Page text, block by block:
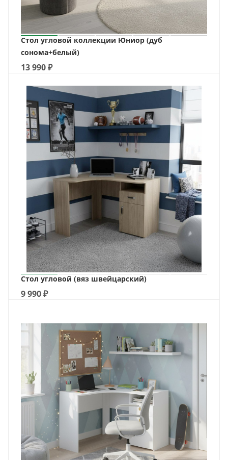
Стол угловой коллекции Юниор (дуб
сонома+белый)
13 990₽
Стол угловой (вяз швейцарский)
9 990₽